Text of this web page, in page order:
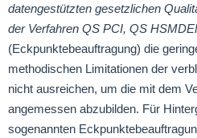
datengestützten gesetzlichen
der Verfahren QS PCI, QS
(Eckpunktebeauftragung) die
methodischen Limitationen der
nicht ausreichen, um die mit dem
angemessen abzubilden. Für
sogenannten